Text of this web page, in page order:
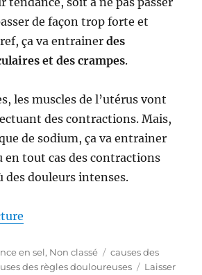
de façon trop forte et
ça va entrainerdes
et des crampes.
les muscles de l’utérus vont
des contractions. Mais,
de sodium, ça va entrainer
en tout cas des contractions
des douleurs intenses.
en sel, Non classé Étiquettes
causes des
des règles douloureuses
Laisser